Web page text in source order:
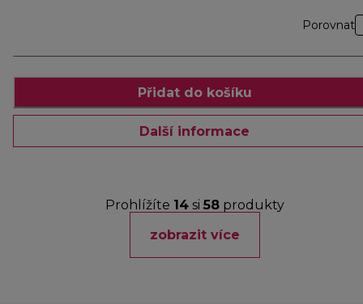
Porovnat
Přidat do košíku
Další informace
Prohlížíte 14si 58produkty
zobrazit více